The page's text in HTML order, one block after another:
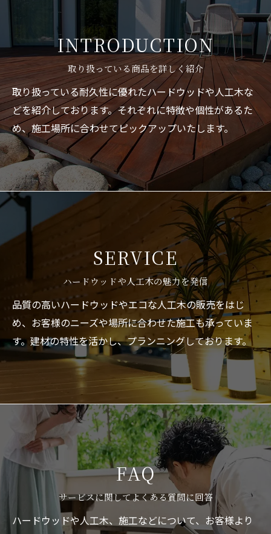
INTRODUCTION
取り扱っている商品を詳しく紹介
取り扱っている耐久性に優れたハードウッドや人工木な
どを紹介しております。それぞれに特徴や個性があるた
め、施工場所に合わせてピックアップいたします。
SERVICE
ハードウッドや人工木の魅力を発信
品質の高いハードウッドやエコな人工木の販売をはじ
め、お客様のニーズや場所に合わせた施工も承っていま
す。建材の特性を活かし、プランニングしております。
FAQ
サービスに関してよくある質問に回答
ハードウッドや人工木、施工などについて、お客様より